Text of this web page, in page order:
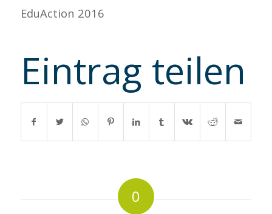
EduAction 2016
Eintrag teilen
0